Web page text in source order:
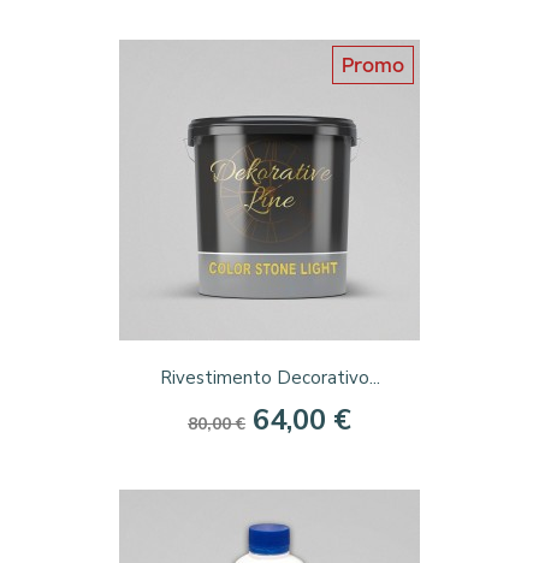
Rivestimento Decorativo...
80,00 € 64,00 €
Promo